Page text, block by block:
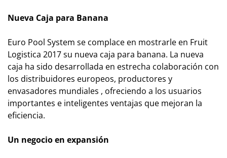
Nueva Caja para Banana
Euro Pool System se complace en mostrarle en Fruit
Logistica 2017 su nueva caja para banana. La nueva
caja ha sido desarrollada en estrecha colaboración con
los distribuidores europeos, productores y
envasadores mundiales , ofreciendo a los usuarios
importantes e inteligentes ventajas que mejoran la
eficiencia.
Un negocio en expansión